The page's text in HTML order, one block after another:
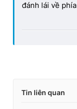
đánh lái về
Tin liên quan